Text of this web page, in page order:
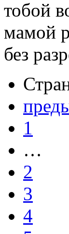
тобой
мамой
без
1
…
2
3
4